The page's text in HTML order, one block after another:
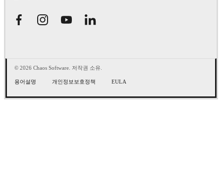
© 2026 Chaos Software. 저작권 소유.
용어설명 개인정보보호정책 EULA